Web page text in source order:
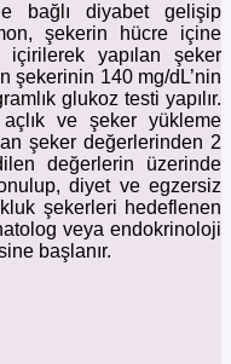
bağlı diyabet gelişip
şekerin hücre içine
yapılan şeker
şekerinin 140 mg/dL’nin
glukoz testi yapılır.
ve şeker yükleme
şeker değerlerinden 2
değerlerin üzerinde
diyet ve egzersiz
şekerleri hedeflenen
veya endokrinoloji
başlanır.